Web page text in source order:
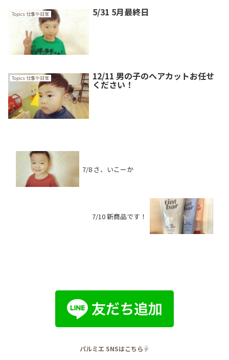
Topics 仕事や日常 5/31 5月最終日
Topics 仕事や日常 12/11 男の子のヘアカットお任せ
ください！
7/8 さ、いこーか
7/10 新商品です！
パルミエ SNSはこちら☟